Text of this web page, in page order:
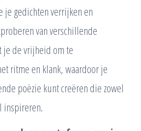
je gedichten verrijken en
van verschillende
je de vrijheid om te
ritme en klank, waardoor je
poëzie kunt creëren die zowel
inspireren.